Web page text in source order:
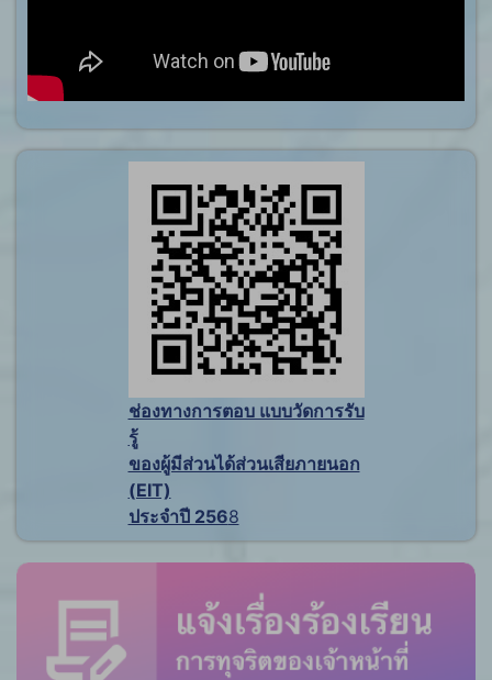
ช่องทางการตอบ แบบวัดการรับ
รู้
ของผู้มีส่วนได้ส่วนเสียภายนอก
(EIT)
ประจำปี 2568